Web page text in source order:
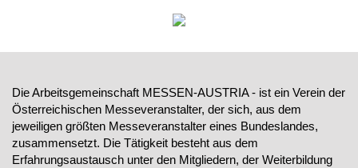
Die Arbeitsgemeinschaft MESSEN-AUSTRIA - ist ein Verein der
Österreichischen Messeveranstalter, der sich, aus dem
jeweiligen größten Messeveranstalter eines Bundeslandes,
zusammensetzt. Die Tätigkeit besteht aus dem
Erfahrungsaustausch unter den Mitgliedern, der Weiterbildung